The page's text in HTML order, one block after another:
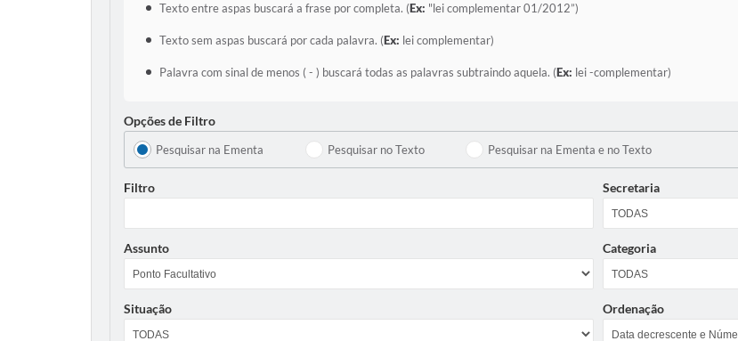
Texto entre aspas buscará a frase por completa. (Ex: "lei complementar 01/2012”)
Texto sem aspas buscará por cada palavra. (Ex: lei complementar)
Palavra com sinal de menos ( - ) buscará todas as palavras subtraindo aquela. (Ex: lei -complementar)
Opções de Filtro
Pesquisar na Ementa Pesquisar no Texto Pesquisar na Ementa e no Texto
Filtro Secretaria
Assunto Categoria
Situação Ordenação